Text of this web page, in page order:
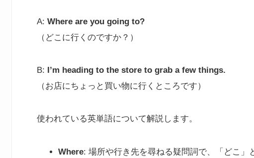
A: Where are you going to?
（どこに行くのですか？）
B:
I’m heading to the store to grab a few things.
（お店にちょっと買い物に行くところです）
使われている英単語について解説します。
Where: 場所や行き先を尋ねる疑問詞で、「どこ」